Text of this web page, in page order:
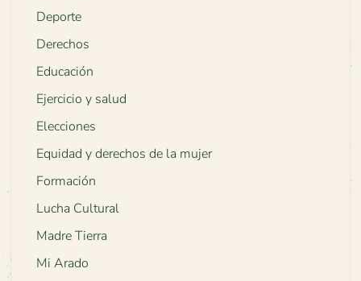
Deporte
Derechos
Educación
Ejercicio y salud
Elecciones
Equidad y derechos de la mujer
Formación
Lucha Cultural
Madre Tierra
Mi Arado